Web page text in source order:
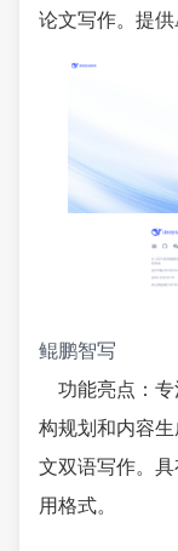
论文写作。提供
鲲鹏智写
功能亮点：
构规划和内容
文双语写作。具
用格式。